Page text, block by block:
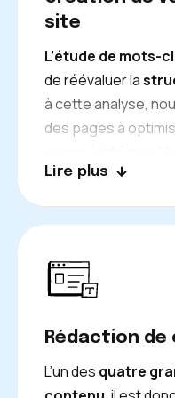
vérifier
site
L’étude de mots-
de réévaluer la
à cette analyse,
des pages à
réalisée, vous
vos chances de
Lire plus
Rédaction
L’un des quatre